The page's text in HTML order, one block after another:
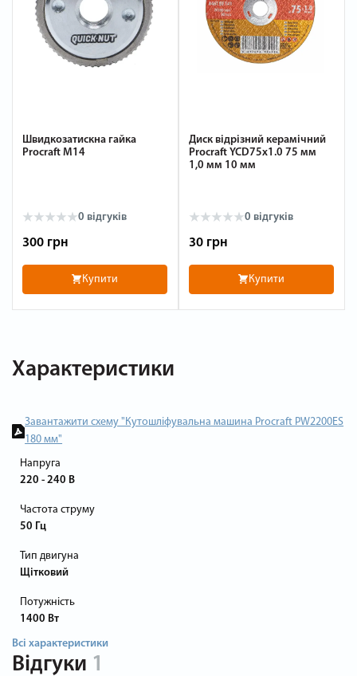
Швидкозатискна гайка
Procraft M14
0 відгуків
300 грн
Купити
Диск відрізний керамічний
Procraft YCD75x1.0 75 мм
1,0 мм 10 мм
0 відгуків
30 грн
Купити
Характеристики
Завантажити схему "Кутошліфувальна машина Procraft PW2200ES
180 мм"
Напруга
220 - 240 В
Частота струму
50 Гц
Тип двигуна
Щітковий
Потужність
1400 Вт
Всі характеристики
Відгуки 1